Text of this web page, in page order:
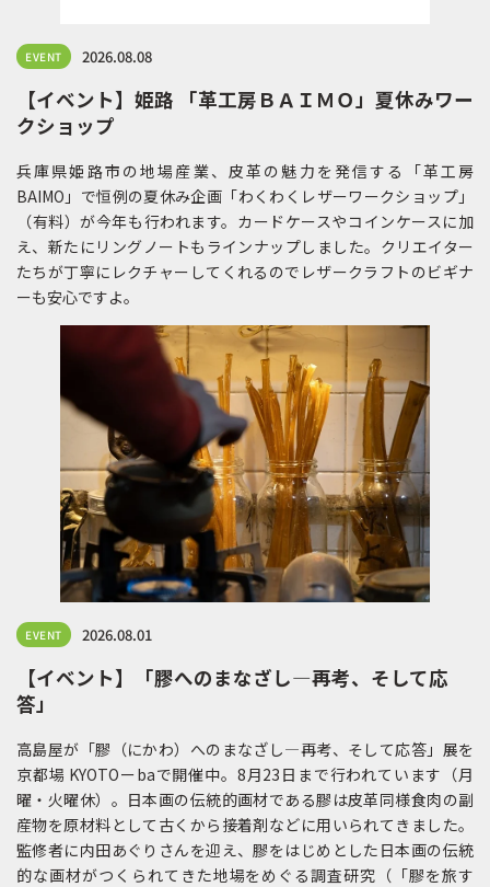
EVENT 2026.08.08
【イベント】姫路 「革工房ＢＡＩＭＯ」夏休みワー
クショップ
兵庫県姫路市の地場産業、皮革の魅力を発信する「革工房
BAIMO」で恒例の夏休み企画「わくわくレザーワークショップ」
（有料）が今年も行われます。カードケースやコインケースに加
え、新たにリングノートもラインナップしました。クリエイター
たちが丁寧にレクチャーしてくれるのでレザークラフトのビギナ
ーも安心ですよ。
EVENT 2026.08.01
【イベント】「膠へのまなざし―再考、そして応
答」
高島屋が「膠（にかわ）へのまなざし―再考、そして応答」展を
京都場 KYOTOーbaで開催中。8月23日まで行われています（月
曜・火曜休）。日本画の伝統的画材である膠は皮革同様食肉の副
産物を原材料として古くから接着剤などに用いられてきました。
監修者に内田あぐりさんを迎え、膠をはじめとした日本画の伝統
的な画材がつくられてきた地場をめぐる調査研究（「膠を旅す